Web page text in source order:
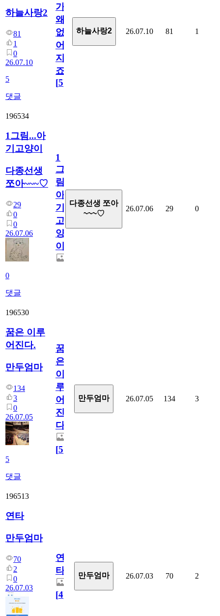
하늘사랑2
81
1
0
26.07.10
5
댓글
가
왜
없
어
지
죠.?
[5]
하늘사랑2 26.07.10 81 1
196534
1그림...아
기고양이
다종선생
쪼아~~~♡
29
0
0
26.07.06
0
댓글
1
그
림...
아
기
고
양
이
다종선생 쪼아
~~~♡
26.07.06 29 0
196530
꿈은 이루
어진다.
만두엄마
134
3
0
26.07.05
5
댓글
꿈
은
이
루
어
진
다.
[5]
만두엄마 26.07.05 134 3
196513
연타
만두엄마
70
2
0
26.07.03
연
타
[4]
만두엄마 26.07.03 70 2